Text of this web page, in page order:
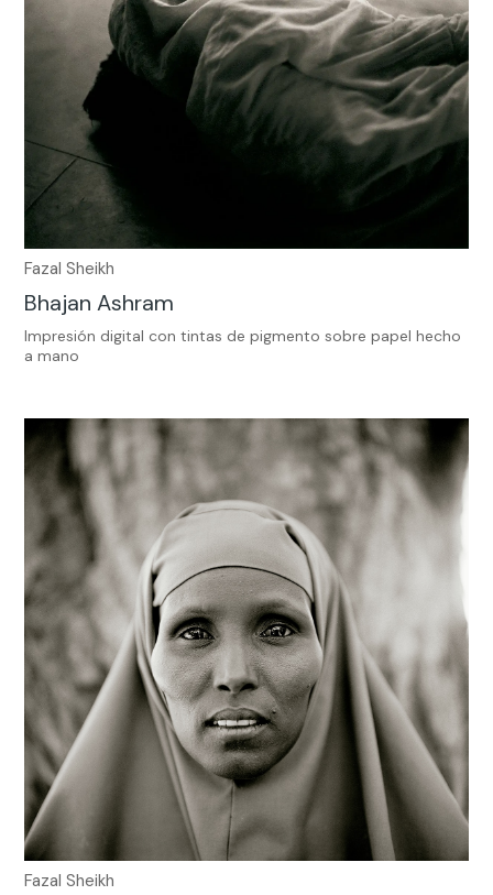
Fazal Sheikh
Bhajan Ashram
Impresión digital con tintas de pigmento sobre papel hecho
a mano
Fazal Sheikh